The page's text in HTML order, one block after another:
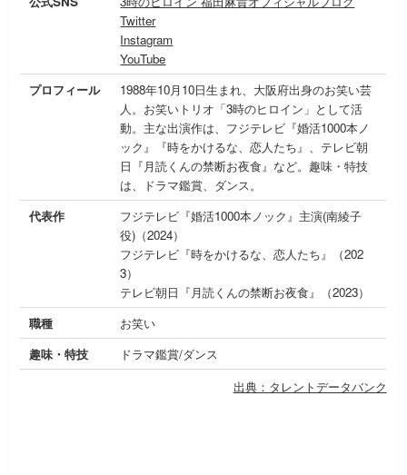
Twitter
Instagram
YouTube
プロフィール
1988年10月10日生まれ、大阪府出身のお笑い芸
人。お笑いトリオ「3時のヒロイン」として活
動。主な出演作は、フジテレビ『婚活1000本ノ
ック』『時をかけるな、恋人たち』、テレビ朝
日『月読くんの禁断お夜食』など。趣味・特技
は、ドラマ鑑賞、ダンス。
代表作
フジテレビ『婚活1000本ノック』主演(南綾子
役)（2024）
フジテレビ『時をかけるな、恋人たち』（202
3）
テレビ朝日『月読くんの禁断お夜食』（2023）
職種
お笑い
趣味・特技
ドラマ鑑賞/ダンス
出典：タレントデータバンク